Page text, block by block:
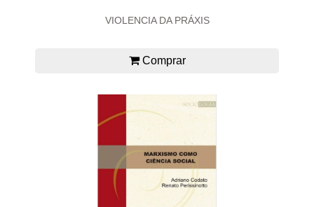
VIOLENCIA DA PRÁXIS
Comprar